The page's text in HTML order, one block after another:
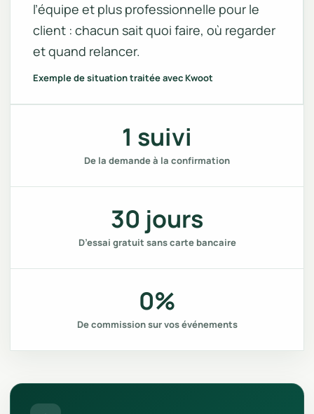
l’équipe et plus professionnelle pour le
client : chacun sait quoi faire, où regarder
et quand relancer.
Exemple de situation traitée avec Kwoot
1 suivi
De la demande à la confirmation
30 jours
D’essai gratuit sans carte bancaire
0%
De commission sur vos événements